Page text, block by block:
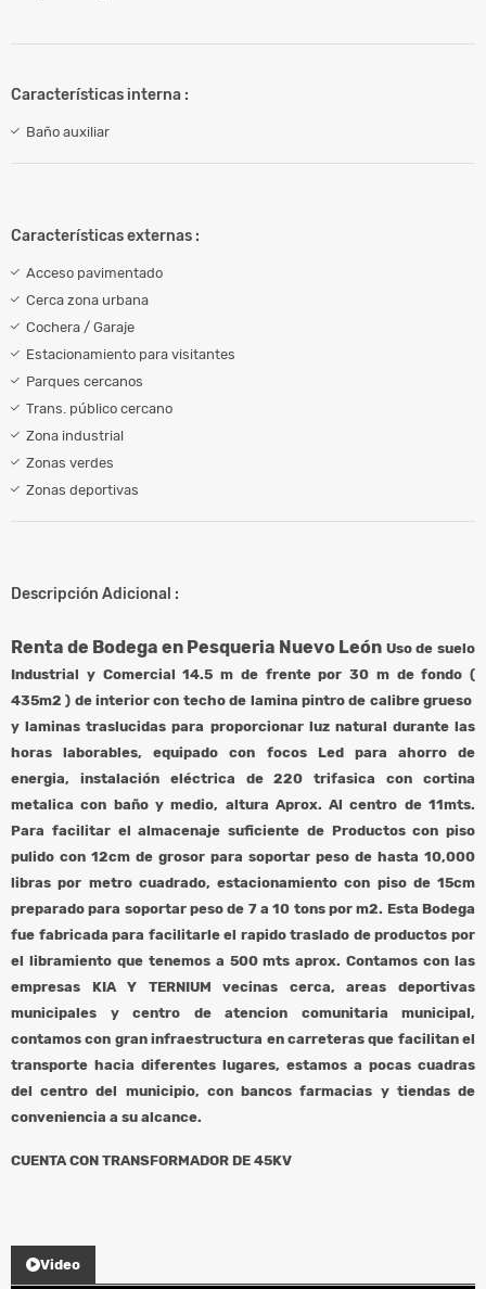
Características interna :
Baño auxiliar
Características externas :
Acceso pavimentado
Cerca zona urbana
Cochera / Garaje
Estacionamiento para visitantes
Parques cercanos
Trans. público cercano
Zona industrial
Zonas verdes
Zonas deportivas
Descripción Adicional :
Renta de Bodega en Pesqueria Nuevo León Uso de suelo
Industrial y Comercial 14.5 m de frente por 30 m de fondo (
435m2 ) de interior con techo de lamina pintro de calibre grueso
y laminas traslucidas para proporcionar luz natural durante las
horas laborables, equipado con focos Led para ahorro de
energia, instalación eléctrica de 220 trifasica con cortina
metalica con baño y medio, altura Aprox. Al centro de 11mts.
Para facilitar el almacenaje suficiente de Productos con piso
pulido con 12cm de grosor para soportar peso de hasta 10,000
libras por metro cuadrado, estacionamiento con piso de 15cm
preparado para soportar peso de 7 a 10 tons por m2. Esta Bodega
fue fabricada para facilitarle el rapido traslado de productos por
el libramiento que tenemos a 500 mts aprox. Contamos con las
empresas KIA Y TERNIUM vecinas cerca, areas deportivas
municipales y centro de atencion comunitaria municipal,
contamos con gran infraestructura en carreteras que facilitan el
transporte hacia diferentes lugares, estamos a pocas cuadras
del centro del municipio, con bancos farmacias y tiendas de
conveniencia a su alcance.
CUENTA CON TRANSFORMADOR DE 45KV
Video